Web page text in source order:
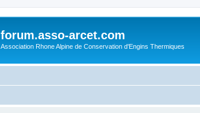
forum.asso-arcet.com
Association Rhone Alpine de Conservation d'Engins Thermiques